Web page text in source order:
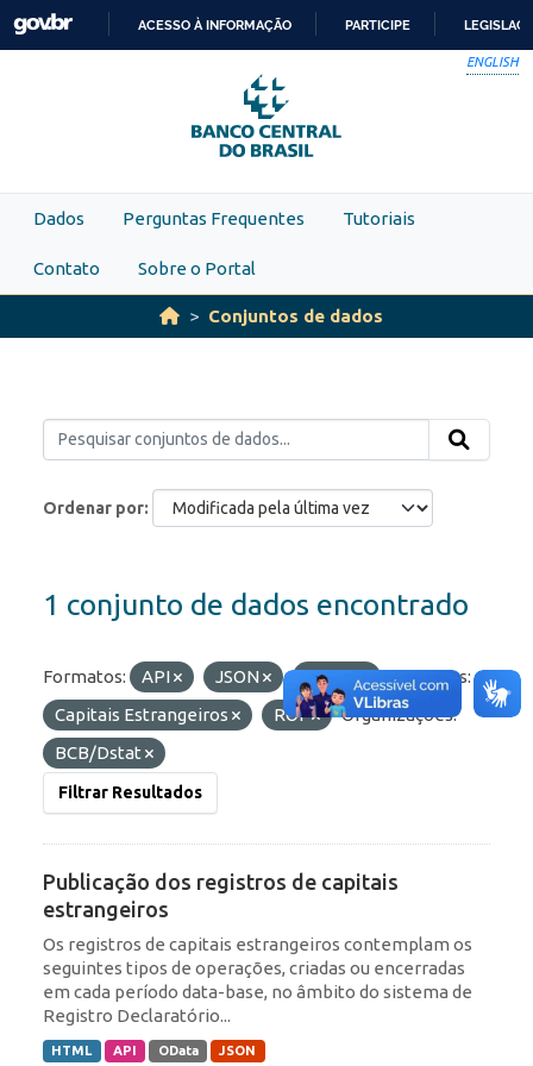
Skip to main content
PARA
O
CONTEÚDO
ACESSO À INFORMAÇÃO PARTICIPE
ENGLISH
Dados Perguntas Frequentes Tutoriais
Contato Sobre o Portal
Conjuntos de dados
Ordenar por
1 conjunto de dados encontrado
Formatos: API JSON OData
Etiquetas:
Capitais Estrangeiros
ROF
Organizações:
BCB/Dstat
Filtrar Resultados
Publicação dos registros de capitais
estrangeiros
Os registros de capitais estrangeiros contemplam os
seguintes tipos de operações, criadas ou encerradas
em cada período data-base, no âmbito do sistema de
Registro Declaratório...
HTML API OData JSON